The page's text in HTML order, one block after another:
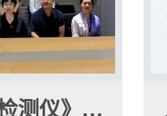
测仪》…